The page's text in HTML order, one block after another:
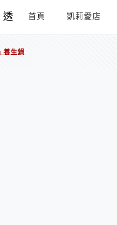
首頁 凱莉愛店
養生鍋